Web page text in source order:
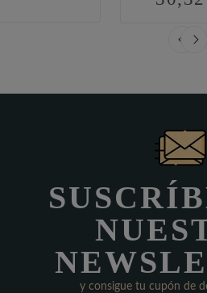
y consigue tu cupón de